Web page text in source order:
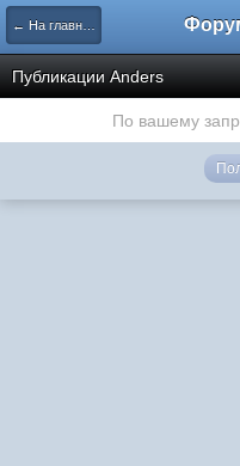
← На главную
Публикации Anders
По вашему